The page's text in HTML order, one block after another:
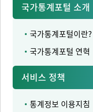
국가통계포털 소개
국가통계포털이란?
국가통계포털 연혁
서비스 정책
통계정보 이용지침